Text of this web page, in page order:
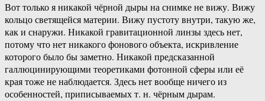
Вот только я никакой чёрной дыры на снимке не вижу. Вижу
кольцо светящейся материи. Вижу пустоту внутри, такую же,
как и снаружи. Никакой гравитационной линзы здесь нет,
потому что нет никакого фонового объекта, искривление
которого было бы заметно. Никакой предсказанной
галлюцинирующими теоретиками фотонной сферы или её
края тоже не наблюдается. Здесь нет вообще ничего из
особенностей, приписываемых т. н. чёрным дырам.